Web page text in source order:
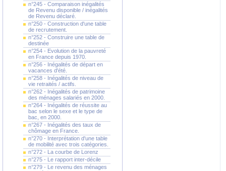
n°245 - Comparaison inégalités
de Revenu disponible / inégalités
de Revenu déclaré.
n°250 - Construction d'une table
de recrutement.
n°252 - Construire une table de
destinée
n°254 - Evolution de la pauvreté
en France depuis 1970.
n°256 - Inégalités de départ en
vacances d'été.
n°258 - Inégalités de niveau de
vie retraités / actifs.
n°262 - Inégalités de patrimoine
des ménages salariés en 2000.
n°264 - Inégalités de réussite au
bac selon le sexe et le type de
bac, en 2000.
n°267 - Inégalités des taux de
chômage en France.
n°270 - Interprétation d'une table
de mobilité avec trois catégories.
n°272 - La courbe de Lorenz
n°275 - Le rapport inter-décile
n°279 - Le revenu des ménages